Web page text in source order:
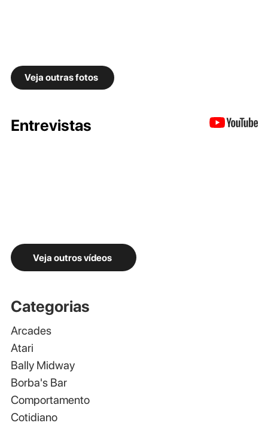
Veja outras fotos
Entrevistas
Veja outros vídeos
Categorias
Arcades
Atari
Bally Midway
Borba's Bar
Comportamento
Cotidiano